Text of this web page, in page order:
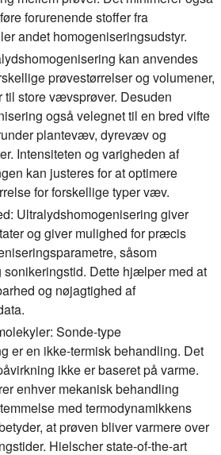
forurenende stoffer fra
andet homogeniseringsudstyr.
kan anvendes
prøvestørrelser og volumener,
store vævsprøver. Desuden
også velegnet til en bred vifte
plantevæv, dyrevæv og
Intensiteten og varigheden af
kan justeres for at optimere
for forskellige typer væv.
Ultralydshomogenisering giver
og giver mulighed for præcis
såsom
sonikeringstid. Dette hjælper med at
og nøjagtighed af
Sonde-type
er en ikke-termisk behandling. Det
ikke er baseret på varme.
enhver mekanisk behandling
med termodynamikkens
at prøven bliver varmere over
Hielscher state-of-the-art